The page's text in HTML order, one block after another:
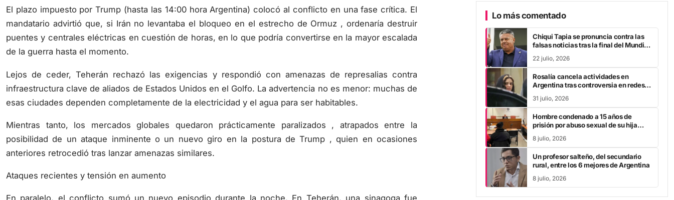
El plazo impuesto por Trump (hasta las 14:00 hora Argentina) colocó al conflicto en una fase crítica. El
mandatario advirtió que, si Irán no levantaba el bloqueo en el estrecho de Ormuz , ordenaría destruir
puentes y centrales eléctricas en cuestión de horas, en lo que podría convertirse en la mayor escalada
de la guerra hasta el momento.
Lejos de ceder, Teherán rechazó las exigencias y respondió con amenazas de represalias contra
infraestructura clave de aliados de Estados Unidos en el Golfo. La advertencia no es menor: muchas de
esas ciudades dependen completamente de la electricidad y el agua para ser habitables.
Mientras tanto, los mercados globales quedaron prácticamente paralizados , atrapados entre la
posibilidad de un ataque inminente o un nuevo giro en la postura de Trump , quien en ocasiones
anteriores retrocedió tras lanzar amenazas similares.
Ataques recientes y tensión en aumento
En paralelo, el conflicto sumó un nuevo episodio durante la noche. En Teherán, una sinagoga fue
Lo más comentado
Chiqui Tapia se pronuncia contra las
falsas noticias tras la final del Mundial
2026
22 julio, 2026
Rosalía cancela actividades en
Argentina tras controversia en redes
sociales
31 julio, 2026
Hombre condenado a 15 años de
prisión por abuso sexual de su hija
durante la pandemia
8 julio, 2026
Un profesor salteño, del secundario
rural, entre los 6 mejores de Argentina
8 julio, 2026